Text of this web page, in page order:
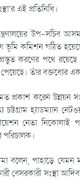
এই প্রতিনিধি।
উপ-সচিব
ভূমি কমিশন গঠিত
করণের পথে
তাঁর বক্তব্যের
প্রকাশ করেন উন্নয়ন
হ্যাডম্যান
নেতা নিকোলাই
পরিচালক।
বলেন, পাহাড়ে
বেসরকারী সংস্থা